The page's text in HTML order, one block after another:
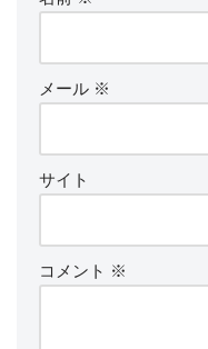
メール ※
サイト
コメント ※